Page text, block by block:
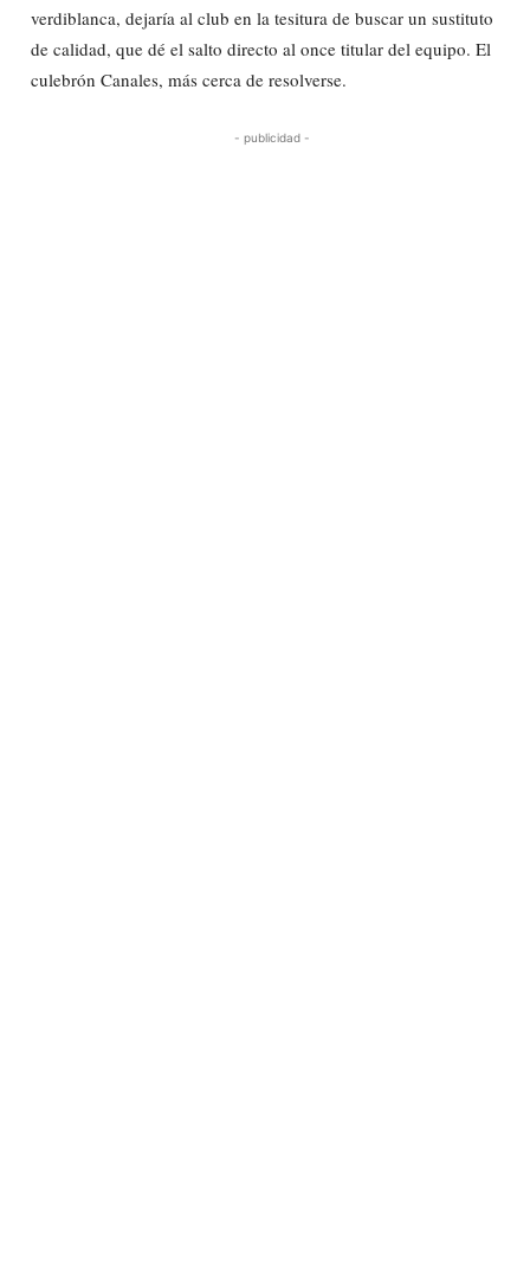
verdiblanca, dejaría al club en la tesitura de buscar un sustituto
de calidad, que dé el salto directo al once titular del equipo. El
culebrón Canales, más cerca de resolverse.
- publicidad -